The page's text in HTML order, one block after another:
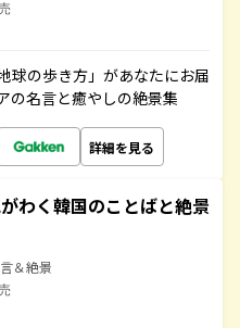
球の歩き方」があなたにお届
の名言と癒やしの絶景集
詳細を見る
わく韓国のことばと絶景
＆絶景